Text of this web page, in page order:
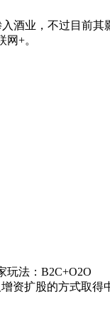
酒业，不过目前
网+。
法：B2C+O2O
扩股的方式取得